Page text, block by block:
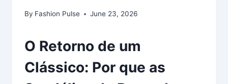
By Fashion Pulse June 23, 2026
O Retorno de um
Clássico: Por que as